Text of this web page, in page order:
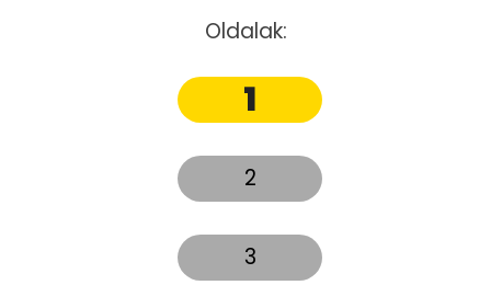
Oldalak:
1
2
3